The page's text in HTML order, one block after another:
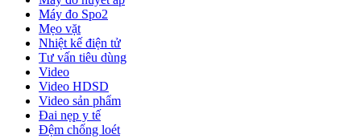
Máy đo Spo2
Mẹo vặt
Nhiệt kế điện tử
Tư vấn tiêu dùng
Video
Video HDSD
Video sản phẩm
Đai nẹp y tế
Đệm chống loét